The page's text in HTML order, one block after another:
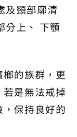
及頸部廓清
分上、 下顎
的族群，更
是無法戒掉
保持良好的